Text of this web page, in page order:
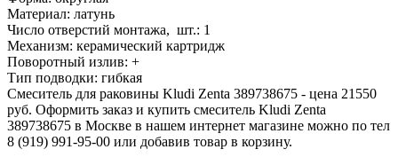
Материал: латунь
Число отверстий монтажа, шт.: 1
Механизм: керамический картридж
Поворотный излив: +
Тип подводки: гибкая
Смеситель для раковины Kludi Zenta 389738675 - цена 21550
руб. Оформить заказ и купить смеситель Kludi Zenta
389738675 в Москве в нашем интернет магазине можно по тел
8 (919) 991-95-00 или добавив товар в корзину.